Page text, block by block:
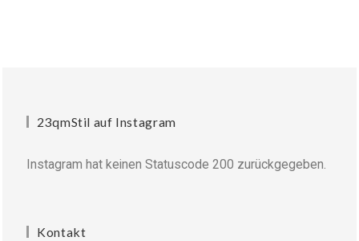
23qmStil auf Instagram
Instagram hat keinen Statuscode 200 zurückgegeben.
Kontakt